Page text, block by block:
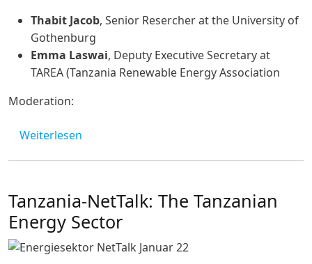
Thabit Jacob, Senior Resercher at the University of
Gothenburg
Emma Laswai, Deputy Executive Secretary at
TAREA (Tanzania Renewable Energy Association
Moderation:
Weiterlesen
Tanzania-NetTalk: The Tanzanian
Energy Sector